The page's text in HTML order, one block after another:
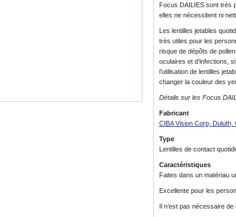
Focus DAILIES sont très
elles ne nécessitent ni
Les lentilles jetables
très utiles pour les
risque de dépôts de
oculaires et d’infections,
l’utilisation de lentilles
changer la couleur des
Détails sur les Focus
Fabricant
CIBA Vision Corp, Duluth,
Type
Lentilles de contact
Caractéristiques
Faites dans un matériau
Excellente pour les
Il n’est pas nécessaire